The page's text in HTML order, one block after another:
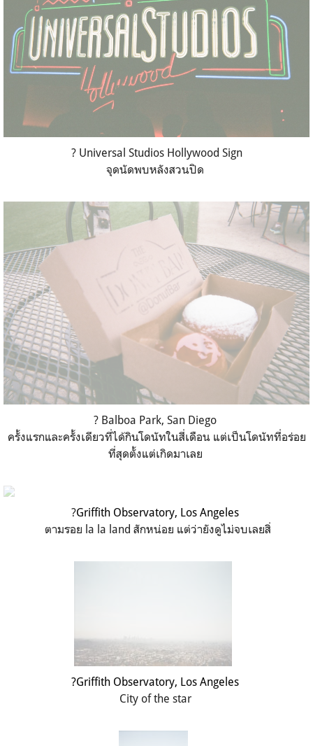
? Universal Studios Hollywood Sign
จุดนัดพบหลังสวนปิด
? Balboa Park, San Diego
ครั้งแรกและครั้งเดียวที่ได้กินโดนัทในสี่เดือน แต่เป็นโดนัทที่อร่อย
ที่สุดตั้งแต่เกิดมาเลย
?Griffith Observatory, Los Angeles
ตามรอย la la land สักหน่อย แต่ว่ายังดูไม่จบเลยสิ่